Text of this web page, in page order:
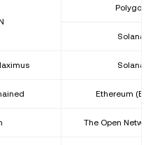
Polygon
Solana
Solana
Ethereum
The Open